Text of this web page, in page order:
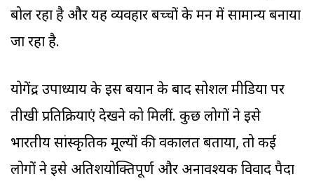
बोल रहा है और यह व्यवहार बच्चों के मन में सामान्य बनाया
जा रहा है.
योगेंद्र उपाध्याय के इस बयान के बाद सोशल मीडिया पर
तीखी प्रतिक्रियाएं देखने को मिलीं. कुछ लोगों ने इसे
भारतीय सांस्कृतिक मूल्यों की वकालत बताया, तो कई
लोगों ने इसे अतिशयोक्तिपूर्ण और अनावश्यक विवाद पैदा